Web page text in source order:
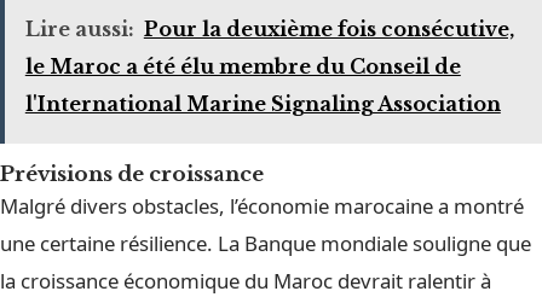
Lire aussi: Pour la deuxième fois consécutive,
le Maroc a été élu membre du Conseil de
l'International Marine Signaling Association
Prévisions de croissance
Malgré divers obstacles, l’économie marocaine a montré
une certaine résilience. La Banque mondiale souligne que
la croissance économique du Maroc devrait ralentir à